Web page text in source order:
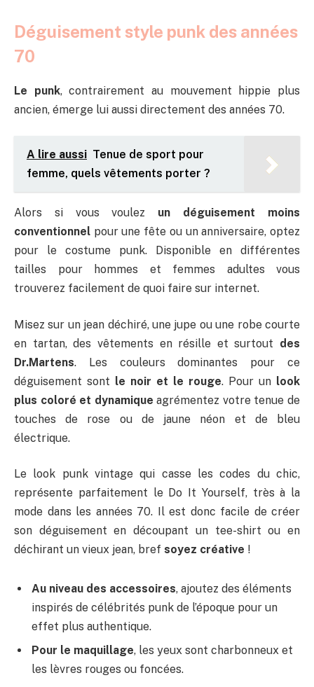
Déguisement style punk des années
70
Le punk, contrairement au mouvement hippie plus
ancien, émerge lui aussi directement des années 70.
A lire aussi Tenue de sport pour
femme, quels vêtements porter ?
Alors si vous voulez un déguisement moins
conventionnel pour une fête ou un anniversaire, optez
pour le costume punk. Disponible en différentes
tailles pour hommes et femmes adultes vous
trouverez facilement de quoi faire sur internet.
Misez sur un jean déchiré, une jupe ou une robe courte
en tartan, des vêtements en résille et surtout des
Dr.Martens. Les couleurs dominantes pour ce
déguisement sont le noir et le rouge. Pour un look
plus coloré et dynamique agrémentez votre tenue de
touches de rose ou de jaune néon et de bleu
électrique.
Le look punk vintage qui casse les codes du chic,
représente parfaitement le Do It Yourself, très à la
mode dans les années 70. Il est donc facile de créer
son déguisement en découpant un tee-shirt ou en
déchirant un vieux jean, bref soyez créative !
Au niveau des accessoires, ajoutez des éléments
inspirés de célébrités punk de l’époque pour un
effet plus authentique.
Pour le maquillage, les yeux sont charbonneux et
les lèvres rouges ou foncées.